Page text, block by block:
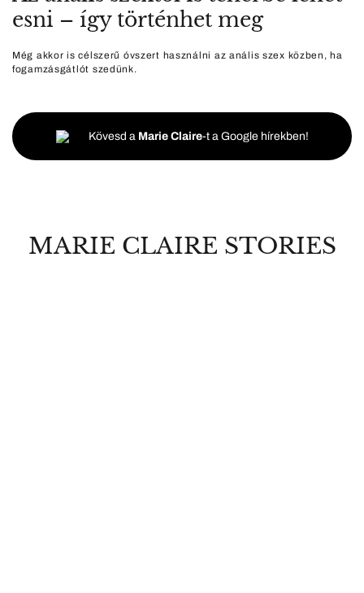
esni – így történhet meg
Még akkor is célszerű óvszert használni az anális szex közben, ha
fogamzásgátlót szedünk.
Kövesd a Marie Claire-t a Google hírekben!
MARIE CLAIRE STORIES